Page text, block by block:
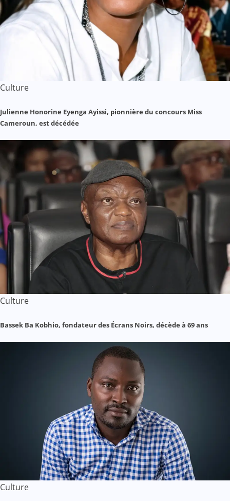
Culture
Julienne Honorine Eyenga Ayissi, pionnière du concours Miss
Cameroun, est décédée
Culture
Bassek Ba Kobhio, fondateur des Écrans Noirs, décède à 69 ans
Culture